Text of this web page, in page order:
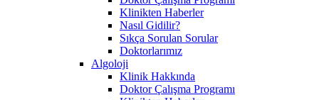
Klinikten Haberler
Nasıl Gidilir?
Sıkça Sorulan Sorular
Doktorlarımız
Algoloji
Klinik Hakkında
Doktor Çalışma Programı